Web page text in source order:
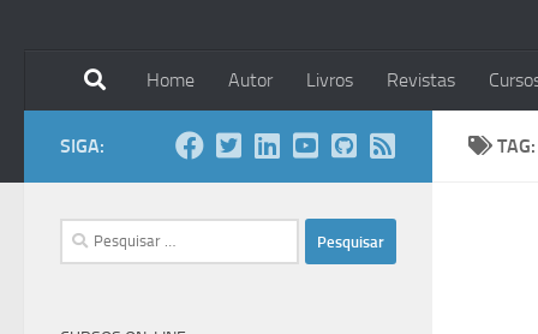
Home Autor Livros Revistas
TAG:
SIGA:
Pesquisar
por: